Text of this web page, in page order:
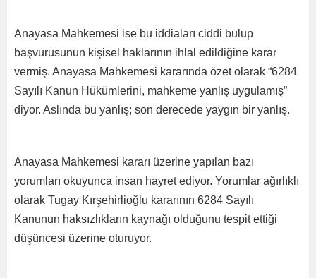
Anayasa Mahkemesi ise bu iddiaları ciddi bulup
başvurusunun kişisel haklarının ihlal edildiğine karar
vermiş. Anayasa Mahkemesi kararında özet olarak “6284
Sayılı Kanun Hükümlerini, mahkeme yanlış uygulamış”
diyor. Aslında bu yanlış; son derecede yaygın bir yanlış.
Anayasa Mahkemesi kararı üzerine yapılan bazı
yorumları okuyunca insan hayret ediyor. Yorumlar ağırlıklı
olarak Tugay Kırşehirlioğlu kararının 6284 Sayılı
Kanunun haksızlıkların kaynağı olduğunu tespit ettiği
düşüncesi üzerine oturuyor.